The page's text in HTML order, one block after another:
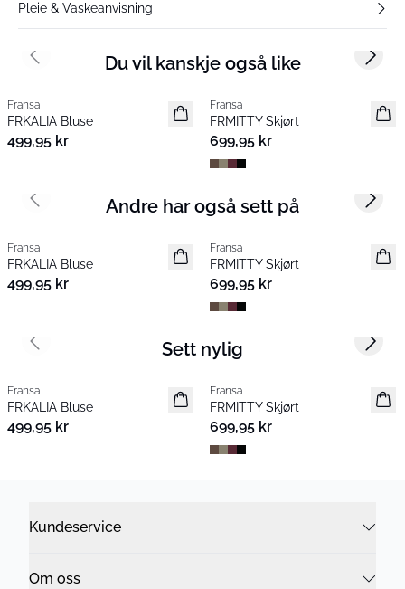
Pleie & Vaskeanvisning
Du vil kanskje også like
Nyhet
Fransa
FRKALIA Bluse
499,95 kr
Nyhet
Fransa
FRMITTY Skjørt
699,95 kr
Previous slide Next
Andre har også sett på
Nyhet
Fransa
FRKALIA Bluse
499,95 kr
Nyhet
Fransa
FRMITTY Skjørt
699,95 kr
Previous slide Next
Sett nylig
Nyhet
Fransa
FRKALIA Bluse
499,95 kr
Nyhet
Fransa
FRMITTY Skjørt
699,95 kr
Previous slide Next
Kundeservice
Om oss